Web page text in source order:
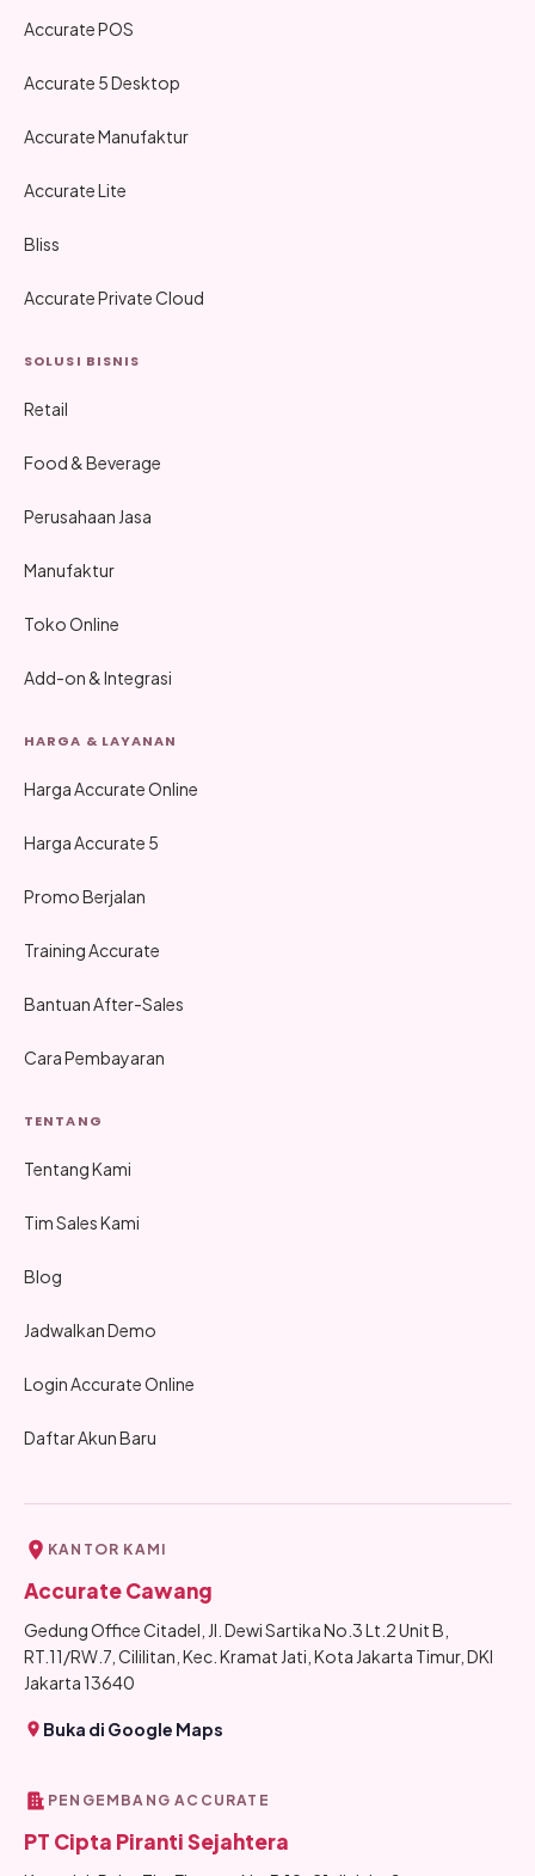
Accurate POS
Accurate 5 Desktop
Accurate Manufaktur
Accurate Lite
Bliss
Accurate Private Cloud
SOLUSI BISNIS
Retail
Food & Beverage
Perusahaan Jasa
Manufaktur
Toko Online
Add-on & Integrasi
HARGA & LAYANAN
Harga Accurate Online
Harga Accurate 5
Promo Berjalan
Training Accurate
Bantuan After-Sales
Cara Pembayaran
TENTANG
Tentang Kami
Tim Sales Kami
Blog
Jadwalkan Demo
Login Accurate Online
Daftar Akun Baru
KANTOR KAMI
Accurate Cawang
Gedung Office Citadel, Jl. Dewi Sartika No.3 Lt.2 Unit B,
RT.11/RW.7, Cililitan, Kec. Kramat Jati, Kota Jakarta Timur, DKI
Jakarta 13640
Buka di Google Maps
PENGEMBANG ACCURATE
PT Cipta Piranti Sejahtera